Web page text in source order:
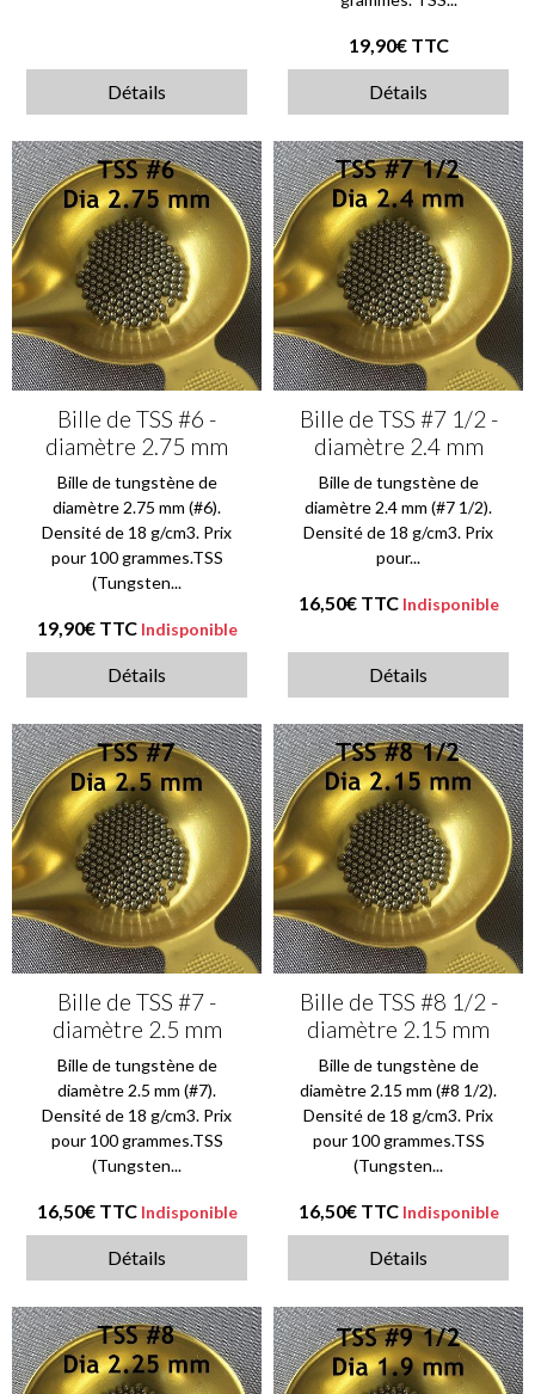
Détails
19,90€ TTC
Détails
Bille de TSS #6 -
diamètre 2.75 mm
Bille de tungstène de
diamètre 2.75 mm (#6).
Densité de 18 g/cm3. Prix
pour 100 grammes.TSS
(Tungsten...
19,90€ TTC Indisponible
Détails
Bille de TSS #7 1/2 -
diamètre 2.4 mm
Bille de tungstène de
diamètre 2.4 mm (#7 1/2).
Densité de 18 g/cm3. Prix
pour...
16,50€ TTC Indisponible
Détails
Bille de TSS #7 -
diamètre 2.5 mm
Bille de tungstène de
diamètre 2.5 mm (#7).
Densité de 18 g/cm3. Prix
pour 100 grammes.TSS
(Tungsten...
16,50€ TTC Indisponible
Détails
Bille de TSS #8 1/2 -
diamètre 2.15 mm
Bille de tungstène de
diamètre 2.15 mm (#8 1/2).
Densité de 18 g/cm3. Prix
pour 100 grammes.TSS
(Tungsten...
16,50€ TTC Indisponible
Détails